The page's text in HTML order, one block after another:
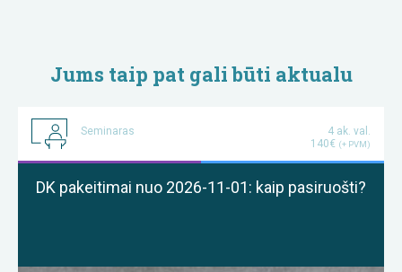
Jums taip pat gali būti aktualu
Seminaras
4 ak. val.
140€ (+ PVM)
DK pakeitimai nuo 2026-11-01: kaip pasiruošti?